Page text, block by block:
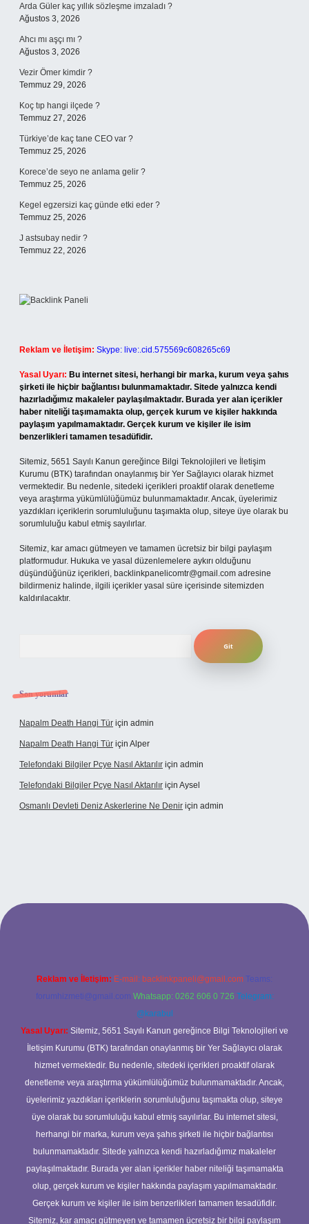
Arda Güler kaç yıllık sözleşme imzaladı ?
Ağustos 3, 2026
Ahcı mı aşçı mı ?
Ağustos 3, 2026
Vezir Ömer kimdir ?
Temmuz 29, 2026
Koç tıp hangi ilçede ?
Temmuz 27, 2026
Türkiye’de kaç tane CEO var ?
Temmuz 25, 2026
Korece’de seyo ne anlama gelir ?
Temmuz 25, 2026
Kegel egzersizi kaç günde etki eder ?
Temmuz 25, 2026
J astsubay nedir ?
Temmuz 22, 2026
Reklam ve İletişim: Skype: live:.cid.575569c608265c69
Yasal Uyarı: Bu internet sitesi, herhangi bir marka, kurum veya şahıs
şirketi ile hiçbir bağlantısı bulunmamaktadır. Sitede yalnızca kendi
hazırladığımız makaleler paylaşılmaktadır. Burada yer alan içerikler
haber niteliği taşımamakta olup, gerçek kurum ve kişiler hakkında
paylaşım yapılmamaktadır. Gerçek kurum ve kişiler ile isim
benzerlikleri tamamen tesadüfidir.
Sitemiz, 5651 Sayılı Kanun gereğince Bilgi Teknolojileri ve İletişim
Kurumu (BTK) tarafından onaylanmış bir Yer Sağlayıcı olarak hizmet
vermektedir. Bu nedenle, sitedeki içerikleri proaktif olarak denetleme
veya araştırma yükümlülüğümüz bulunmamaktadır. Ancak, üyelerimiz
yazdıkları içeriklerin sorumluluğunu taşımakta olup, siteye üye olarak bu
sorumluluğu kabul etmiş sayılırlar.
Sitemiz, kar amacı gütmeyen ve tamamen ücretsiz bir bilgi paylaşım
platformudur. Hukuka ve yasal düzenlemelere aykırı olduğunu
düşündüğünüz içerikleri, backlinkpanelicomtr@gmail.com adresine
bildirmeniz halinde, ilgili içerikler yasal süre içerisinde sitemizden
kaldırılacaktır.
Son yorumlar
Napalm Death Hangi Tür için admin
Napalm Death Hangi Tür için Alper
Telefondaki Bilgiler Pcye Nasıl Aktarılır için admin
Telefondaki Bilgiler Pcye Nasıl Aktarılır için Aysel
Osmanlı Devleti Deniz Askerlerine Ne Denir için admin
giriş
Reklam ve İletişim: E-mail: backlinkpaneli@gmail.com Teams:
forumhizmeti@gmail.com Whatsapp: 0262 606 0 726 Telegram:
@karabul
Yasal Uyarı: Sitemiz, 5651 Sayılı Kanun gereğince Bilgi Teknolojileri ve
İletişim Kurumu (BTK) tarafından onaylanmış bir Yer Sağlayıcı olarak
hizmet vermektedir. Bu nedenle, sitedeki içerikleri proaktif olarak
denetleme veya araştırma yükümlülüğümüz bulunmamaktadır. Ancak,
üyelerimiz yazdıkları içeriklerin sorumluluğunu taşımakta olup, siteye
üye olarak bu sorumluluğu kabul etmiş sayılırlar. Bu internet sitesi,
herhangi bir marka, kurum veya şahıs şirketi ile hiçbir bağlantısı
bulunmamaktadır. Sitede yalnızca kendi hazırladığımız makaleler
paylaşılmaktadır. Burada yer alan içerikler haber niteliği taşımamakta
olup, gerçek kurum ve kişiler hakkında paylaşım yapılmamaktadır.
Gerçek kurum ve kişiler ile isim benzerlikleri tamamen tesadüfidir.
Sitemiz, kar amacı gütmeyen ve tamamen ücretsiz bir bilgi paylaşım